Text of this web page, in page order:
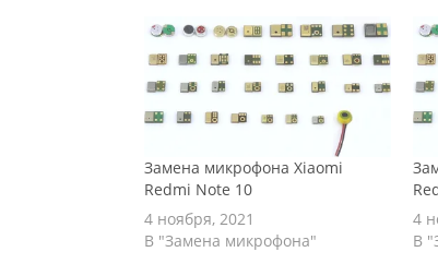
Замена микрофона Xiaomi
Redmi Note 10
4 ноября, 2021
В "Замена микрофона"
4
В